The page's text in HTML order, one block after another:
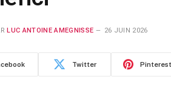
LUC ANTOINE AMEGNISSE 26 JUIN 2026
Twitter Pinterest